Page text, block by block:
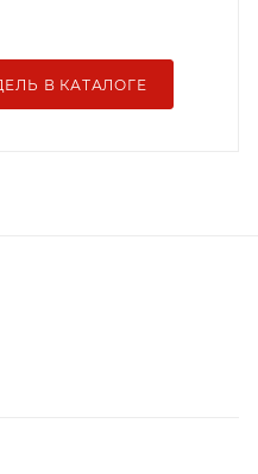
В КАТАЛОГЕ